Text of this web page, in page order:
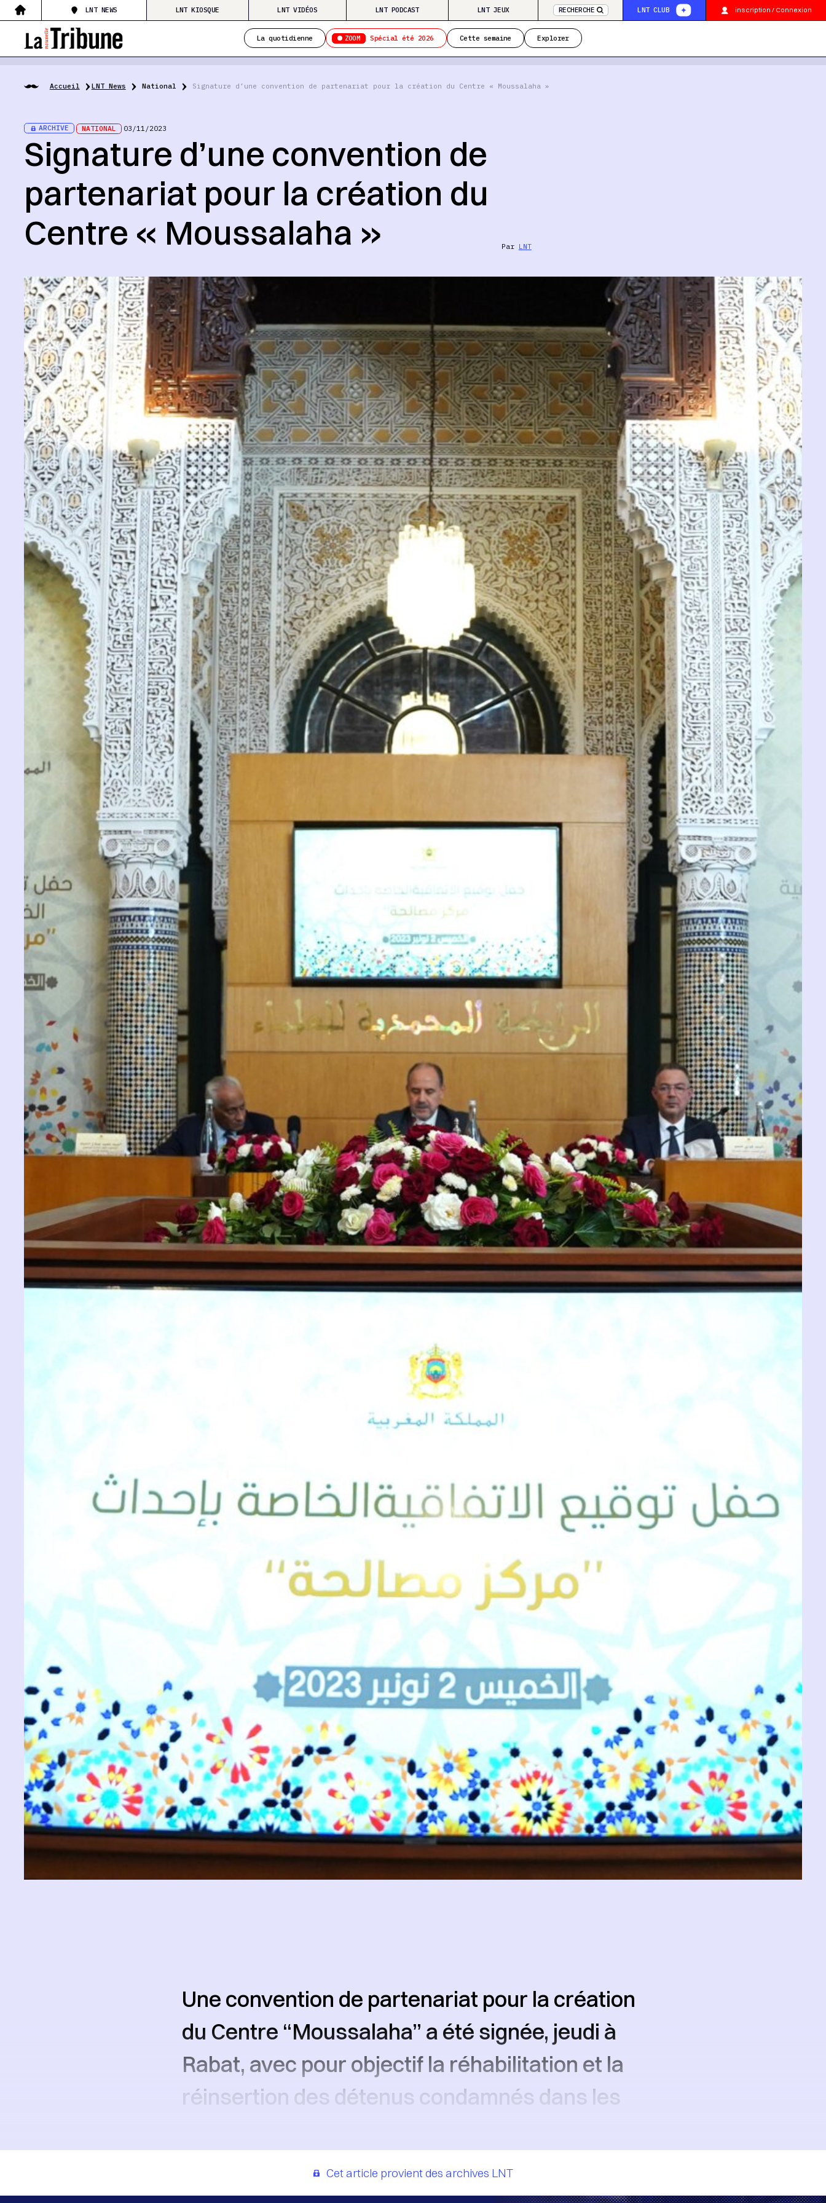
LNT NEWS LNT KIOSQUE LNT VIDÉOS LNT PODCAST LNT JEUX RECHERCHE LNT CLUB inscription / Connexion
La quotidienne ZOOM Spécial été 2026 Cette semaine Explorer
Accueil LNT News National Signature d’une convention de partenariat pour la création du Centre « Moussalaha »
ARCHIVE NATIONAL 03/11/2023
Signature d’une convention de
partenariat pour la création du
Centre « Moussalaha »
Par LNT
Une convention de partenariat pour la création
du Centre “Moussalaha” a été signée, jeudi à
Rabat, avec pour objectif la réhabilitation et la
réinsertion des détenus condamnés dans les
Cet article provient des archives LNT